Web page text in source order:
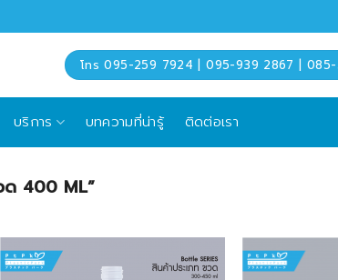
โทร 095-259 7924 | 095-939 2867 |
บริการ บทความที่น่ารู้ ติดต่อเรา
ด 400 ML”